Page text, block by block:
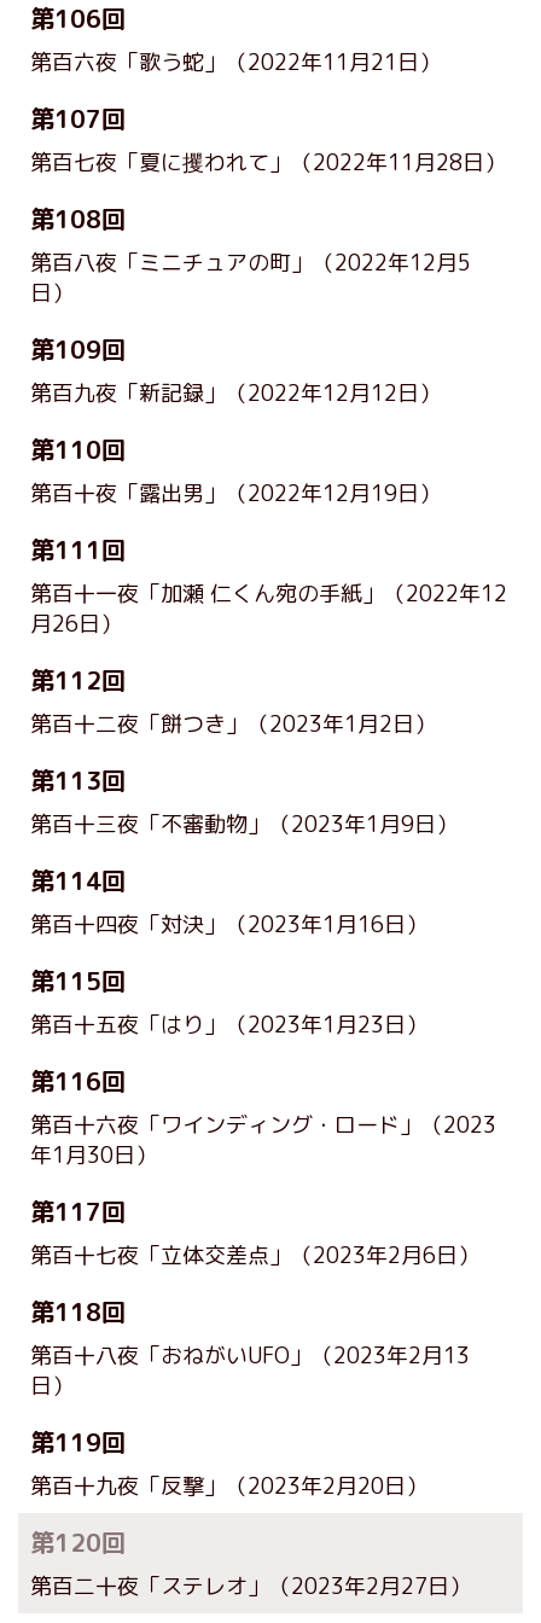
第106回
第百六夜「歌う蛇」 （2022年11月21日）
第107回
第百七夜「夏に攫われて」 （2022年11月28日）
第108回
第百八夜「ミニチュアの町」
（2022年12月5
日）
第109回
第百九夜「新記録」 （2022年12月12日）
第110回
第百十夜「露出男」 （2022年12月19日）
第111回
第百十一夜「加瀬 仁くん宛の手紙」
（2022年12
月26日）
第112回
第百十二夜「餅つき」 （2023年1月2日）
第113回
第百十三夜「不審動物」 （2023年1月9日）
第114回
第百十四夜「対決」 （2023年1月16日）
第115回
第百十五夜「はり」 （2023年1月23日）
第116回
第百十六夜「ワインディング・ロード」
（2023
年1月30日）
第117回
第百十七夜「立体交差点」 （2023年2月6日）
第118回
第百十八夜「おねがいUFO」
（2023年2月13
日）
第119回
第百十九夜「反撃」 （2023年2月20日）
第120回
第百二十夜「ステレオ」 （2023年2月27日）